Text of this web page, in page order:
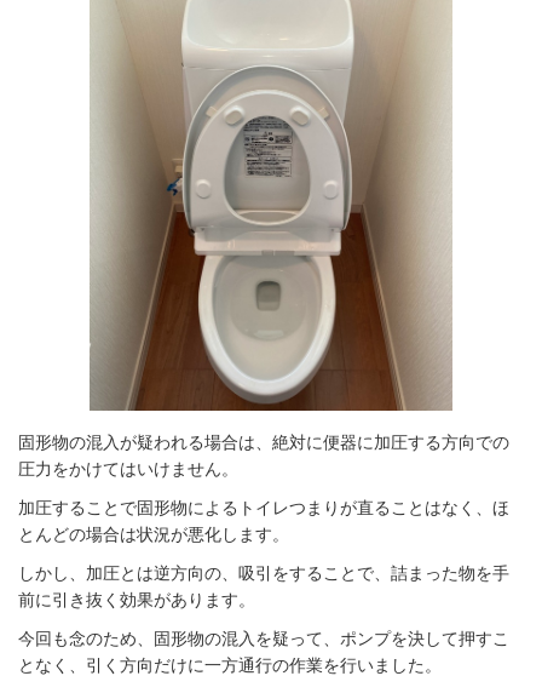
固形物の混入が疑われる場合は、絶対に便器に加圧する方向での
圧力をかけてはいけません。
加圧することで固形物によるトイレつまりが直ることはなく、ほ
とんどの場合は状況が悪化します。
しかし、加圧とは逆方向の、吸引をすることで、詰まった物を手
前に引き抜く効果があります。
今回も念のため、固形物の混入を疑って、ポンプを決して押すこ
となく、引く方向だけに一方通行の作業を行いました。